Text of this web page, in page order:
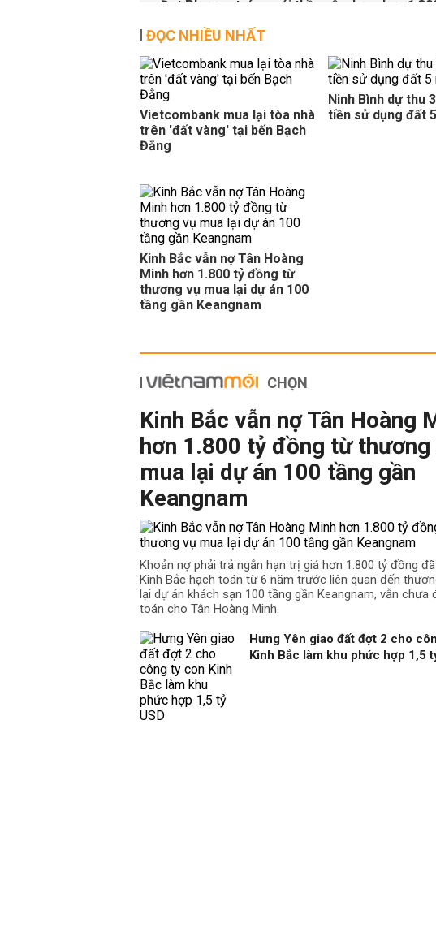
Đạt Phương trúng gói thầu xây dựng hơn
ĐỌC NHIỀU NHẤT
Vietcombank mua lại tòa nhà
trên 'đất vàng' tại bến Bạch
Đằng
Ninh Bình dự thu
tiền sử dụng đất
Kinh Bắc vẫn nợ Tân Hoàng
Minh hơn 1.800 tỷ đồng từ
thương vụ mua lại dự án 100
tầng gần Keangnam
CHỌN
Kinh Bắc vẫn nợ Tân Hoàng
hơn 1.800 tỷ đồng từ thương
mua lại dự án 100 tầng gần
Keangnam
Kinh Bắc hạch toán từ 6 năm trước liên quan đến
lại dự án khách sạn 100 tầng gần Keangnam, vẫn chưa
Hưng Yên giao đất đợt 2 cho
Kinh Bắc làm khu phức hợp 1,5